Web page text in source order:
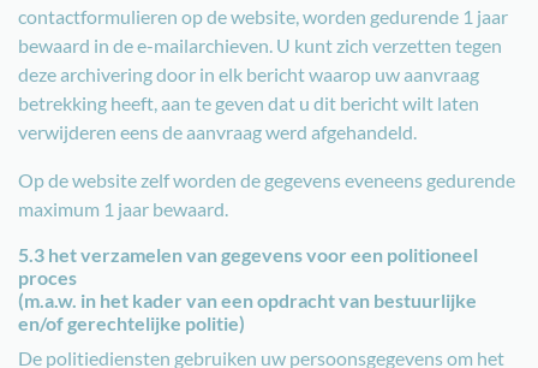
contactformulieren op de website, worden gedurende 1 jaar
bewaard in de e-mailarchieven. U kunt zich verzetten tegen
deze archivering door in elk bericht waarop uw aanvraag
betrekking heeft, aan te geven dat u dit bericht wilt laten
verwijderen eens de aanvraag werd afgehandeld.
Op de website zelf worden de gegevens eveneens gedurende
maximum 1 jaar bewaard.
5.3 het verzamelen van gegevens voor een politioneel
proces
(m.a.w. in het kader van een opdracht van bestuurlijke
en/of gerechtelijke politie)
De politiediensten gebruiken uw persoonsgegevens om het